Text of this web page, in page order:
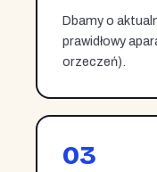
Dbamy o
prawidłowy
orzeczeń).
03